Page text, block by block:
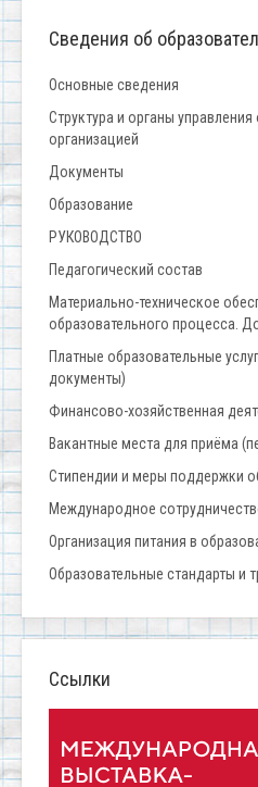
Сведения об
Основные сведения
Структура и органы
организацией
Документы
Образование
РУКОВОДСТВО
Педагогический состав
Материально-техническое
образовательного процесса.
Платные образовательные
документы)
Финансово-хозяйственная
Вакантные места для приёма
Стипендии и меры поддержки
Международное
Организация питания в
Образовательные стандарты и
Ссылки